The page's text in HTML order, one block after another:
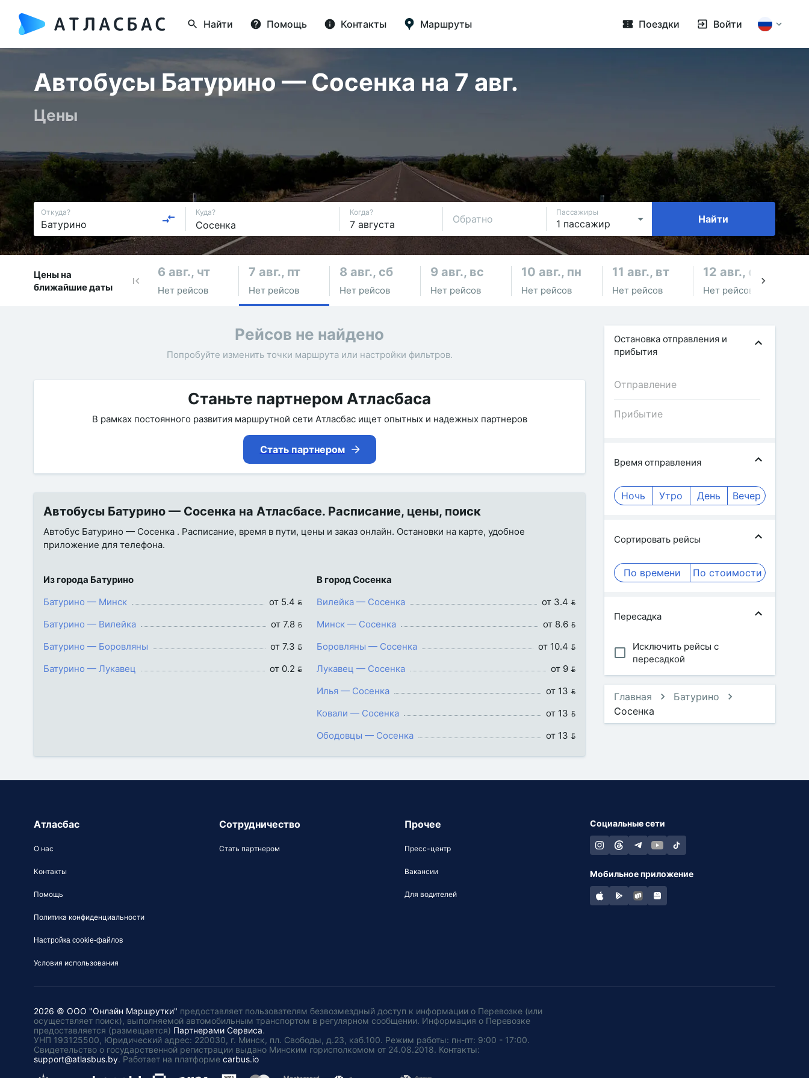
Найти Помощь Контакты Маршруты Поездки Войти
Автобусы Батурино — Сосенка на 7 авг.
Цены
Откуда? Куда? Когда?
Обратно
Пассажиры
Найти
Цены на
ближайшие даты
6 авг., чт
Нет рейсов
7 авг., пт
Нет рейсов
8 авг., сб
Нет рейсов
9 авг., вс
Нет рейсов
10 авг., пн
Нет рейсов
11 авг., вт
Нет рейсов
12 авг., ср
Нет рейсов
Рейсов не найдено
Попробуйте изменить точки маршрута или настройки фильтров.
Станьте партнером Атласбаса
В рамках постоянного развития маршрутной сети Атласбас ищет опытных и надежных партнеров
Стать партнером
Автобусы Батурино — Сосенка на Атласбасе. Расписание, цены, поиск
Автобус Батурино — Сосенка . Расписание, время в пути, цены и заказ онлайн. Остановки на карте, удобное
приложение для телефона.
Из города Батурино
Батурино — Минск
от 5.4 
Батурино — Вилейка
от 7.8 
Батурино — Боровляны
от 7.3 
Батурино — Лукавец
от 0.2 
В город Сосенка
Вилейка — Сосенка
от 3.4 
Минск — Сосенка
от 8.6 
Боровляны — Сосенка
от 10.4 
Лукавец — Сосенка
от 9 
Илья — Сосенка
от 13 
Ковали — Сосенка
от 13 
Ободовцы — Сосенка
от 13 
Остановка отправления и
прибытия
Время отправления
Ночь Утро День Вечер
Сортировать рейсы
По времени По стоимости
Пересадка
Исключить рейсы с
пересадкой
Главная
Батурино
Сосенка
Атласбас
О нас
Контакты
Помощь
Политика конфиденциальности
Настройка cookie-файлов
Условия использования
Сотрудничество
Стать партнером
Прочее
Пресс-центр
Вакансии
Для водителей
Социальные сети
Мобильное приложение
2026 © ООО "Онлайн Маршрутки" предоставляет пользователям безвозмездный доступ к информации о Перевозке (или
осуществляет поиск), выполняемой автомобильным транспортом в регулярном сообщении. Информация о Перевозке
предоставляется (размещается) Партнерами Сервиса.
УНП 193125500, Юридический адрес: 220030, г. Минск, пл. Свободы, д.23, каб.100. Режим работы: пн-пт: 9:00 - 17:00.
Свидетельство о государственной регистрации выдано Минским горисполкомом от 24.08.2018. Контакты:
support@atlasbus.by. Работает на платформе carbus.io